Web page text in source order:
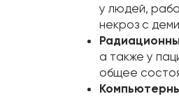
у людей,
некроз с
а также у
общее